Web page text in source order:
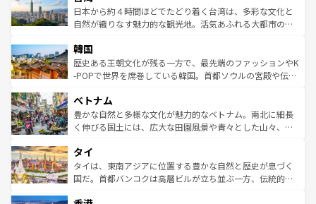
情報はコンテンツ一覧を参照してほしい。
人々、おいしいローカルフードやハワイアンミュージッ
ク、伝統的なフラダンスなど、すべてがハワイの魅力を彩
ワイを、存分に味わってほしい。 なお、新着のハワイ情報
はコンテンツ一覧を参照してほしい。
ク）、タスマニアの美しい原生林やケアンズの熱帯雨林な
ど、見どころがたくさん。また、カフェやワイン、オージ
いる。アクティビティも充実しており、サーフィンやダイ
ビング、ハイキングなど、アウトドア好きにはたまらな
い。オーストラリアの多彩な魅力を存分に味わいつくそ
参照してほしい。
日本から約４時間ほどでたどり着く台湾は、多彩な文化と
自然が織りなす魅力的な観光地。活気あふれる大都市の台
ン）、静ひつな山岳地帯である台湾東部など、都市の喧騒
と山間の静けさが共存しており、訪れる人に新しい発見と
驚きをもたらしてくれる。また、奥深い台湾の食文化も魅
容にもいいと評判のスイーツなど、バラエティ豊かな料理
が味わえる。 なお、新着の台湾情報は コンテンツ一覧を参
照してほしい。
韓国
歴史ある王朝文化が残る一方で、最先端のファッションやK
-POPで世界を席巻している韓国。首都ソウルの宮殿や伝統
き、地方に足を延ばせば四季折々の自然美を楽しむことが
できる。そして、キムチや焼肉、絶品のストリートフード
まで、さまざまな韓国料理が待っている。夜には、韓国な
リティに包まれながら、韓国の多彩な魅力を心ゆくまで味
わってみてほしい。 なお、新着の韓国情報はコンテンツ一
覧を参照してほしい。
ベトナム
豊かな自然と多様な文化が魅力的なベトナム。南北に細長
く伸びる国土には、広大な田園風景や青々とした山々、世
急速な発展と共に伝統が息づく。ハノイの古い町並みやホ
ーチミン市のフランス統治時代の建物も、独特の雰囲気を
醸し出している。また、バラエティの豊かさとおいしさで
タイ
タイは、東南アジアに位置する豊かな自然と歴史が息づく
国だ。首都バンコクは高層ビルが立ち並ぶ一方、伝統的な